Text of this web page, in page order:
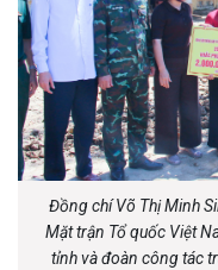
Đồng chí Võ Thị Minh
Mặt trận Tổ quốc Việt
tỉnh và đoàn công tác